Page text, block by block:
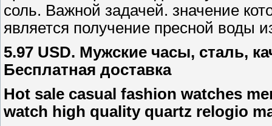
соль. Важной задачей. значение
является получение пресной воды
5.97 USD. Мужские часы, сталь,
Бесплатная доставка
Hot sale casual fashion watches
watch high quality quartz relogio